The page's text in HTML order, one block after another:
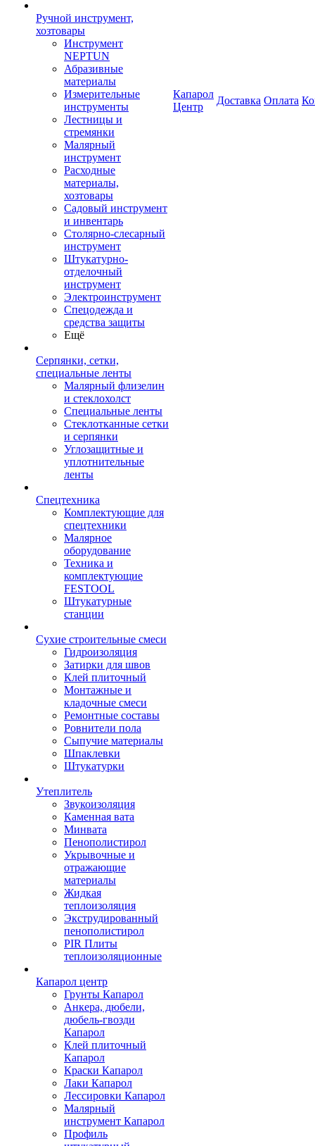
Ручной инструмент,
хозтовары
Инструмент
NEPTUN
Абразивные
материалы
Измерительные
инструменты
Лестницы и
стремянки
Малярный
инструмент
Расходные
материалы,
хозтовары
Садовый инструмент
и инвентарь
Столярно-слесарный
инструмент
Штукатурно-
отделочный
инструмент
Электроинструмент
Спецодежда и
средства защиты
Ещё
Серпянки, сетки,
специальные ленты
Малярный флизелин
и стеклохолст
Специальные ленты
Стеклотканные сетки
и серпянки
Углозащитные и
уплотнительные
ленты
Спецтехника
Комплектующие для
спецтехники
Малярное
оборудование
Техника и
комплектующие
FESTOOL
Штукатурные
станции
Сухие строительные смеси
Гидроизоляция
Затирки для швов
Клей плиточный
Монтажные и
кладочные смеси
Ремонтные составы
Ровнители пола
Сыпучие материалы
Шпаклевки
Штукатурки
Утеплитель
Звукоизоляция
Каменная вата
Минвата
Пенополистирол
Укрывочные и
отражающие
материалы
Жидкая
теплоизоляция
Экструдированный
пенополистирол
PIR Плиты
теплоизоляционные
Капарол центр
Грунты Капарол
Анкера, дюбели,
дюбель-гвозди
Капарол
Клей плиточный
Капарол
Краски Капарол
Лаки Капарол
Лессировки Капарол
Малярный
инструмент Капарол
Профиль
Капарол
Центр
Доставка Оплата